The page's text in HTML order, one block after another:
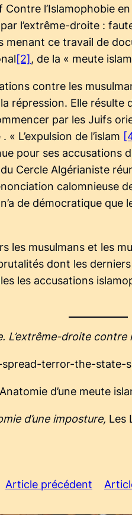
l’Islamophobie
l’extrême-droite :
ce travail de
[2], de la « meute
contre les
répression. Elle résulte
par les Juifs
L’expulsion de l’islam
pour ses
Cercle Algérianiste
calomnieuse
de démocratique
les musulmans et les
dont les
les accusations
L’extrême-droite contre
terror-the-state-
d’une meute
d’une imposture, Les
Article précédent